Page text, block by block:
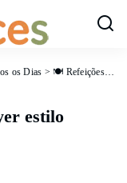
os Dias >🍽️ Refeições Principais
estilo